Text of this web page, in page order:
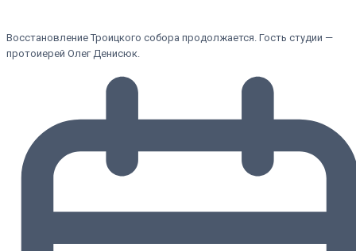
Восстановление Троицкого собора продолжается. Гость студии —
протоиерей Олег Денисюк.